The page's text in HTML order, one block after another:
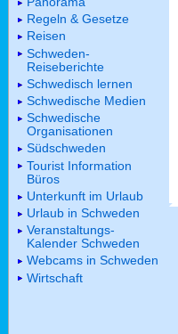
Regeln & Gesetze
Reisen
Schweden-
Reiseberichte
Schwedisch lernen
Schwedische Medien
Schwedische
Organisationen
Südschweden
Tourist Information
Büros
Unterkunft im Urlaub
Urlaub in Schweden
Veranstaltungs-
Kalender Schweden
Webcams in Schweden
Wirtschaft